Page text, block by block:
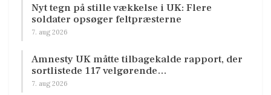
Nyt tegn på stille vækkelse i UK: Flere
soldater opsøger feltpræsterne
7. aug 2026
Amnesty UK måtte tilbagekalde rapport, der
sortlistede 117 velgørende…
7. aug 2026